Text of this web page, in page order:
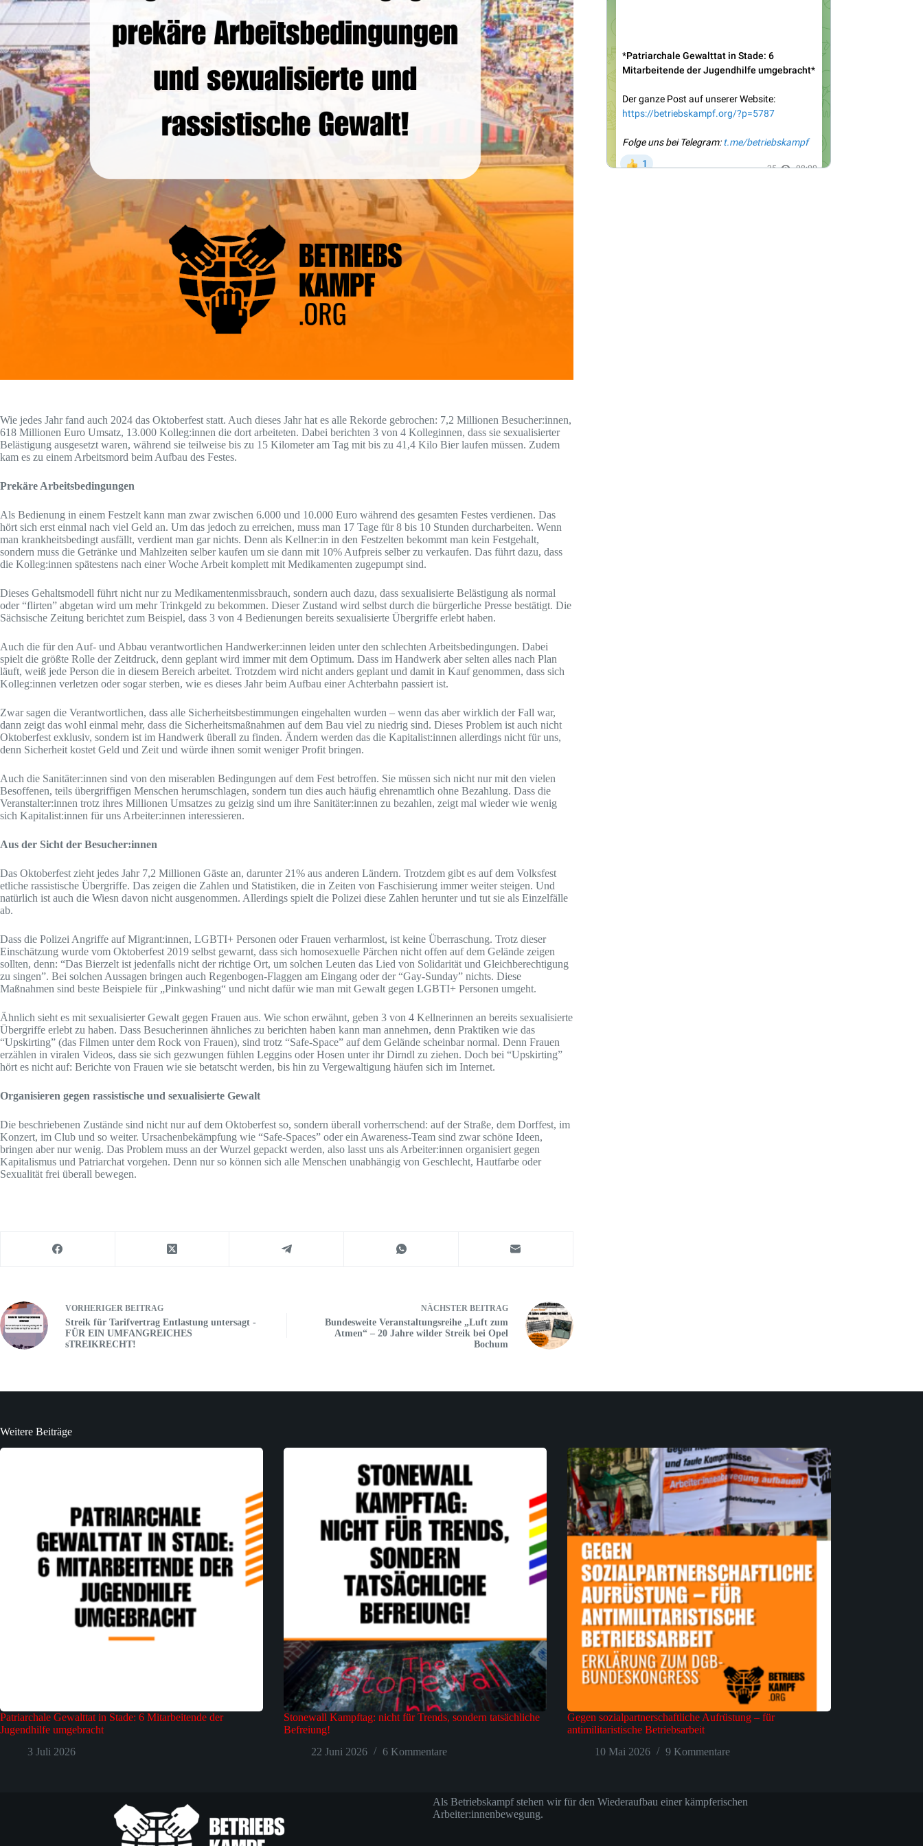
Wie jedes Jahr fand auch 2024 das Oktoberfest statt. Auch dieses Jahr hat es alle Rekorde gebrochen: 7,2 Millionen Besucher:innen,
618 Millionen Euro Umsatz, 13.000 Kolleg:innen die dort arbeiteten. Dabei berichten 3 von 4 Kolleginnen, dass sie sexualisierter
Belästigung ausgesetzt waren, während sie teilweise bis zu 15 Kilometer am Tag mit bis zu 41,4 Kilo Bier laufen müssen. Zudem
kam es zu einem Arbeitsmord beim Aufbau des Festes.
Prekäre Arbeitsbedingungen
Als Bedienung in einem Festzelt kann man zwar zwischen 6.000 und 10.000 Euro während des gesamten Festes verdienen. Das
hört sich erst einmal nach viel Geld an. Um das jedoch zu erreichen, muss man 17 Tage für 8 bis 10 Stunden durcharbeiten. Wenn
man krankheitsbedingt ausfällt, verdient man gar nichts. Denn als Kellner:in in den Festzelten bekommt man kein Festgehalt,
sondern muss die Getränke und Mahlzeiten selber kaufen um sie dann mit 10% Aufpreis selber zu verkaufen. Das führt dazu, dass
die Kolleg:innen spätestens nach einer Woche Arbeit komplett mit Medikamenten zugepumpt sind.
Dieses Gehaltsmodell führt nicht nur zu Medikamentenmissbrauch, sondern auch dazu, dass sexualisierte Belästigung als normal
oder “flirten” abgetan wird um mehr Trinkgeld zu bekommen. Dieser Zustand wird selbst durch die bürgerliche Presse bestätigt. Die
Sächsische Zeitung berichtet zum Beispiel, dass 3 von 4 Bedienungen bereits sexualisierte Übergriffe erlebt haben.
Auch die für den Auf- und Abbau verantwortlichen Handwerker:innen leiden unter den schlechten Arbeitsbedingungen. Dabei
spielt die größte Rolle der Zeitdruck, denn geplant wird immer mit dem Optimum. Dass im Handwerk aber selten alles nach Plan
läuft, weiß jede Person die in diesem Bereich arbeitet. Trotzdem wird nicht anders geplant und damit in Kauf genommen, dass sich
Kolleg:innen verletzen oder sogar sterben, wie es dieses Jahr beim Aufbau einer Achterbahn passiert ist.
Zwar sagen die Verantwortlichen, dass alle Sicherheitsbestimmungen eingehalten wurden – wenn das aber wirklich der Fall war,
dann zeigt das wohl einmal mehr, dass die Sicherheitsmaßnahmen auf dem Bau viel zu niedrig sind. Dieses Problem ist auch nicht
Oktoberfest exklusiv, sondern ist im Handwerk überall zu finden. Ändern werden das die Kapitalist:innen allerdings nicht für uns,
denn Sicherheit kostet Geld und Zeit und würde ihnen somit weniger Profit bringen.
Auch die Sanitäter:innen sind von den miserablen Bedingungen auf dem Fest betroffen. Sie müssen sich nicht nur mit den vielen
Besoffenen, teils übergriffigen Menschen herumschlagen, sondern tun dies auch häufig ehrenamtlich ohne Bezahlung. Dass die
Veranstalter:innen trotz ihres Millionen Umsatzes zu geizig sind um ihre Sanitäter:innen zu bezahlen, zeigt mal wieder wie wenig
sich Kapitalist:innen für uns Arbeiter:innen interessieren.
Aus der Sicht der Besucher:innen
Das Oktoberfest zieht jedes Jahr 7,2 Millionen Gäste an, darunter 21% aus anderen Ländern. Trotzdem gibt es auf dem Volksfest
etliche rassistische Übergriffe. Das zeigen die Zahlen und Statistiken, die in Zeiten von Faschisierung immer weiter steigen. Und
natürlich ist auch die Wiesn davon nicht ausgenommen. Allerdings spielt die Polizei diese Zahlen herunter und tut sie als Einzelfälle
ab.
Dass die Polizei Angriffe auf Migrant:innen, LGBTI+ Personen oder Frauen verharmlost, ist keine Überraschung. Trotz dieser
Einschätzung wurde vom Oktoberfest 2019 selbst gewarnt, dass sich homosexuelle Pärchen nicht offen auf dem Gelände zeigen
sollten, denn: “Das Bierzelt ist jedenfalls nicht der richtige Ort, um solchen Leuten das Lied von Solidarität und Gleichberechtigung
zu singen”. Bei solchen Aussagen bringen auch Regenbogen-Flaggen am Eingang oder der “Gay-Sunday” nichts. Diese
Maßnahmen sind beste Beispiele für „Pinkwashing“ und nicht dafür wie man mit Gewalt gegen LGBTI+ Personen umgeht.
Ähnlich sieht es mit sexualisierter Gewalt gegen Frauen aus. Wie schon erwähnt, geben 3 von 4 Kellnerinnen an bereits sexualisierte
Übergriffe erlebt zu haben. Dass Besucherinnen ähnliches zu berichten haben kann man annehmen, denn Praktiken wie das
“Upskirting” (das Filmen unter dem Rock von Frauen), sind trotz “Safe-Space” auf dem Gelände scheinbar normal. Denn Frauen
erzählen in viralen Videos, dass sie sich gezwungen fühlen Leggins oder Hosen unter ihr Dirndl zu ziehen. Doch bei “Upskirting”
hört es nicht auf: Berichte von Frauen wie sie betatscht werden, bis hin zu Vergewaltigung häufen sich im Internet.
Organisieren gegen rassistische und sexualisierte Gewalt
Die beschriebenen Zustände sind nicht nur auf dem Oktoberfest so, sondern überall vorherrschend: auf der Straße, dem Dorffest, im
Konzert, im Club und so weiter. Ursachenbekämpfung wie “Safe-Spaces” oder ein Awareness-Team sind zwar schöne Ideen,
bringen aber nur wenig. Das Problem muss an der Wurzel gepackt werden, also lasst uns als Arbeiter:innen organisiert gegen
Kapitalismus und Patriarchat vorgehen. Denn nur so können sich alle Menschen unabhängig von Geschlecht, Hautfarbe oder
Sexualität frei überall bewegen.
VORHERIGER BEITRAG
Streik für Tarifvertrag Entlastung untersagt -
FÜR EIN UMFANGREICHES
sTREIKRECHT!
NÄCHSTER BEITRAG
Bundesweite Veranstaltungsreihe „Luft zum
Atmen“ – 20 Jahre wilder Streik bei Opel
Bochum
Weitere Beiträge
Patriarchale Gewalttat in Stade: 6 Mitarbeitende der
Jugendhilfe umgebracht
3 Juli 2026
Stonewall Kampftag: nicht für Trends, sondern tatsächliche
Befreiung!
22 Juni 2026
6 Kommentare
Gegen sozialpartnerschaftliche Aufrüstung – für
antimilitaristische Betriebsarbeit
10 Mai 2026
9 Kommentare
Als Betriebskampf stehen wir für den Wiederaufbau einer kämpferischen
Arbeiter:innenbewegung.